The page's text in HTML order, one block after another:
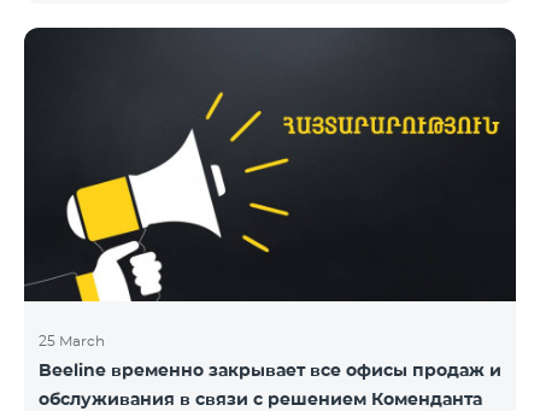
25 March
Beeline временно закрывает все офисы продаж и
обслуживания в связи с решением Коменданта